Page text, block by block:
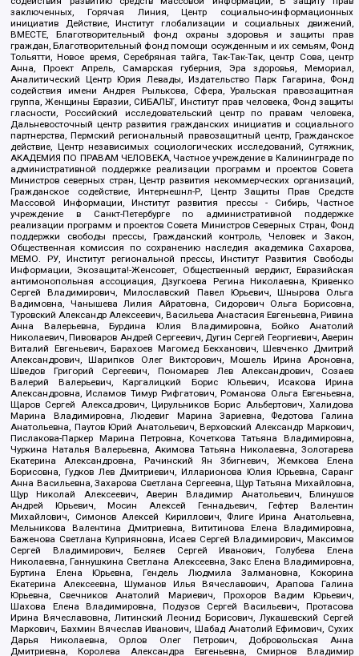
заключенных, Горячая Линия, Центр социально-информационных
инициатив Действие, Институт глобализации и социальных движений,
ВМЕСТЕ, Благотворительный фонд охраны здоровья и защиты прав
граждан, Благотворительный фонд помощи осужденным и их семьям, Фонд
Тольятти, Новое время, Серебряная тайга, Так-Так-Так, центр Сова, центр
Анна, Проект Апрель, Самарская губерния, Эра здоровья, Мемориал,
Аналитический Центр Юрия Левады, Издательство Парк Гагарина, Фонд
содействия имени Андрея Рылькова, Сфера, Уральская правозащитная
группа, Женщины Евразии, СИБАЛЬТ, Институт прав человека, Фонд защиты
гласности, Российский исследовательский центр по правам человека,
Дальневосточный центр развития гражданских инициатив и социального
партнерства, Пермский региональный правозащитный центр, Гражданское
действие, Центр независимых социологических исследований, Сутяжник,
АКАДЕМИЯ ПО ПРАВАМ ЧЕЛОВЕКА, Частное учреждение в Калининграде по
административной поддержке реализации программ и проектов Совета
Министров северных стран, Центр развития некоммерческих организаций,
Гражданское содействие, Интернешнл-Р, Центр Защиты Прав Средств
Массовой Информации, Институт развития прессы - Сибирь, Частное
учреждение в Санкт-Петербурге по административной поддержке
реализации программ и проектов Совета Министров Северных Стран, Фонд
поддержки свободы прессы, Гражданский контроль, Человек и Закон,
Общественная комиссия по сохранению наследия академика Сахарова,
МЕМО. РУ, Институт региональной прессы, Институт Развития Свободы
Информации, Экозащита!-Женсовет, Общественный вердикт, Евразийская
антимонопольная ассоциация, Дзугкоева Регина Николаевна, Кривенко
Сергей Владимирович, Милославский Павел Юрьевич, Шнырова Ольга
Вадимовна, Чанышева Лилия Айратовна, Сидорович Ольга Борисовна,
Туровский Александр Алексеевич, Васильева Анастасия Евгеньевна, Ривина
Анна Валерьевна, Бурдина Юлия Владимировна, Бойко Анатолий
Николаевич, Пивоваров Андрей Сергеевич, Дугин Сергей Георгиевич, Аверин
Виталий Евгеньевич, Барахоев Магомед Бекханович, Шевченко Дмитрий
Александрович, Шарипков Олег Викторович, Мошель Ирина Ароновна,
Шведов Григорий Сергеевич, Пономарев Лев Александрович, Созаев
Валерий Валерьевич, Каргалицкий Борис Юльевич, Исакова Ирина
Александровна, Исламов Тимур Рифгатович, Романова Ольга Евгеньевна,
Щаров Сергей Алексадрович, Цирульников Борис Альбертович, Халидова
Марина Владимировна, Людевиг Марина Зариевна, Федотова Галина
Анатольевна, Паутов Юрий Анатольевич, Верховский Александр Маркович,
Пислакова-Паркер Марина Петровна, Кочеткова Татьяна Владимировна,
Чуркина Наталья Валерьевна, Акимова Татьяна Николаевна, Золотарева
Екатерина Александровна, Рачинский Ян Збигневич, Жемкова Елена
Борисовна, Гудков Лев Дмитриевич, Илларионова Юлия Юрьевна, Саранг
Анна Васильевна, Захарова Светлана Сергеевна, Щур Татьяна Михайловна,
Щур Николай Алексеевич, Аверин Владимир Анатольевич, Блинушов
Андрей Юрьевич, Мосин Алексей Геннадьевич, Гефтер Валентин
Михайлович, Симонов Алексей Кириллович, Флиге Ирина Анатольевна,
Мельникова Валентина Дмитриевна, Вититинова Елена Владимировна,
Баженова Светлана Куприяновна, Исаев Сергей Владимирович, Максимов
Сергей Владимирович, Беляев Сергей Иванович, Голубева Елена
Николаевна, Ганнушкина Светлана Алексеевна, Закс Елена Владимировна,
Буртина Елена Юрьевна, Гендель Людмила Залмановна, Кокорина
Екатерина Алексеевна, Шуманов Илья Вячеславович, Арапова Галина
Юрьевна, Свечников Анатолий Мариевич, Прохоров Вадим Юрьевич,
Шахова Елена Владимировна, Подузов Сергей Васильевич, Протасова
Ирина Вячеславовна, Литинский Леонид Борисович, Лукашевский Сергей
Маркович, Бахмин Вячеслав Иванович, Шабад Анатолий Ефимович, Сухих
Дарья Николаевна, Орлов Олег Петрович, Добровольская Анна
Дмитриевна, Королева Александра Евгеньевна, Смирнов Владимир